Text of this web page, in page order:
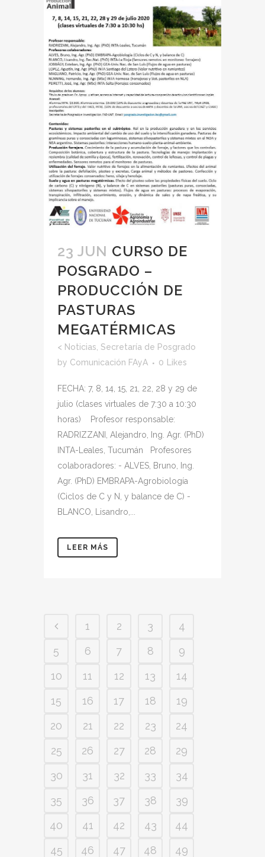
23 JUN CURSO DE
POSGRADO –
PRODUCCIÓN DE
PASTURAS
MEGATÉRMICAS
< Noticias Secretaría de Posgrado
by Comunicación FAyA 0 Likes
FECHA: 7, 8, 14, 15, 21, 22, 28 y 29 de
julio (clases virtuales de 7:30 a 10:30
horas) Profesor responsable:
RADRIZZANI, Alejandro, Ing. Agr. (PhD)
INTA-Leales, Tucumán Profesores
colaboradores: - ALVES, Bruno, Ing.
Agr. (PhD) EMBRAPA-Agrobiología
(Ciclos de C y N, y balance de C) -
BLANCO, Lisandro,...
LEER MÁS
1 2 3
4
5
6 7 8
9
10
11 12 13
14
15
16 17 18
19
20
21 22 23
24
25
26 27 28
29
30
31 32 33
34
35
36 37 38
39
40
41 42 43
44
45
46 47 48
49